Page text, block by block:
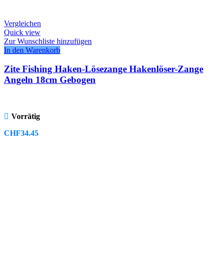
Vergleichen
Quick view
Zur Wunschliste hinzufügen
In den Warenkorb
Zite Fishing Haken-Lösezange Hakenlöser-Zange
Angeln 18cm Gebogen
Vorrätig
CHF34.45